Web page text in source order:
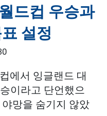
드컵 우승과
설정
에서 잉글랜드 대
이라고 단언했으
망을 숨기지 않았